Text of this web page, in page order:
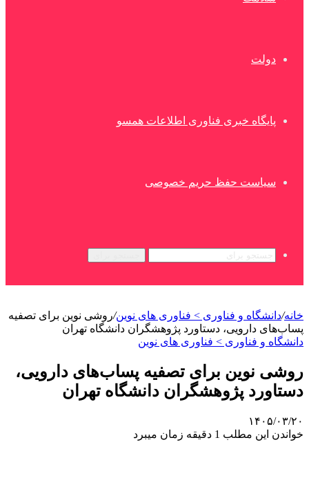
دولت
پایگاه خبری فناوری اطلاعات همسو
سیاست حفظ حریم خصوصی
خانه/دانشگاه و فناوری > فناوری های نوین/روشی نوین برای تصفیه
پساب‌های دارویی، دستاورد پژوهشگران دانشگاه تهران
دانشگاه و فناوری > فناوری های نوین
روشی نوین برای تصفیه پساب‌های دارویی،
دستاورد پژوهشگران دانشگاه تهران
۱۴۰۵/۰۳/۲۰
خواندن این مطلب 1 دقیقه زمان میبرد